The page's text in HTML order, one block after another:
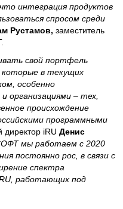
интеграция продуктов
спросом среди
Рустамов, заместитель
свой портфель
которые в текущих
особенно
организациями – тех,
происхождение
программными
директор iRU Денис
мы работаем с 2020
постоянно рос, в связи с
спектра
работающих под